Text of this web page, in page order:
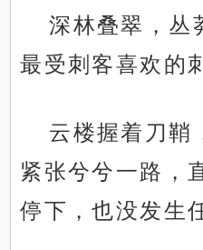
深林叠翠，丛
最受刺客喜欢的
云楼握着刀鞘
紧张兮兮一路，
停下，也没发生